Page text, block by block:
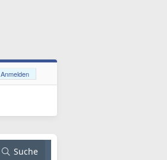
Anmelden
Suche